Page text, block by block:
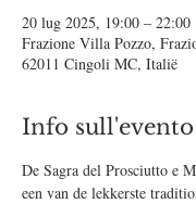
20 lug 2025, 19:00 – 22:00
Frazione Villa Pozzo,
62011 Cingoli MC, Italië
Info sull'evento
De Sagra del Prosciutto e
een van de lekkerste